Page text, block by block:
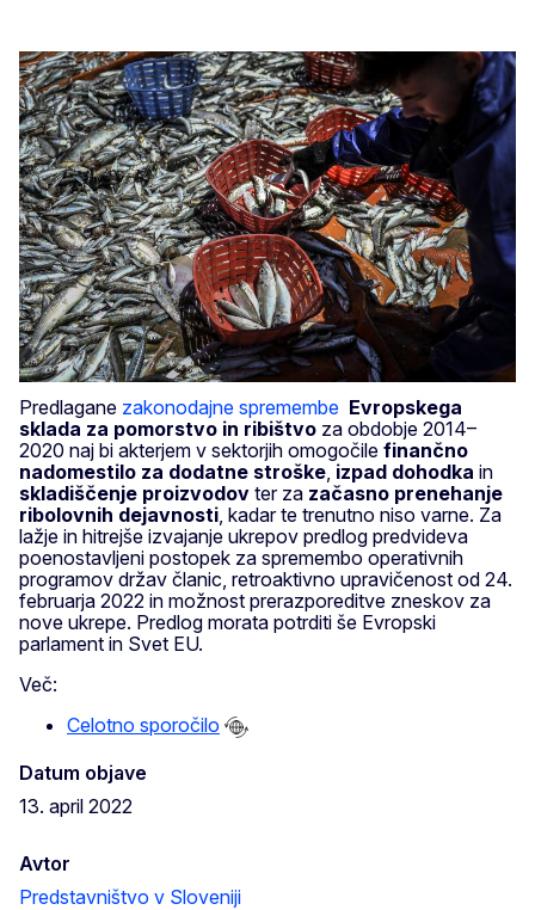
Predlagane zakonodajne spremembe Evropskega
sklada za pomorstvo in ribištvo za obdobje 2014–
2020 naj bi akterjem v sektorjih omogočile finančno
nadomestilo za dodatne stroške, izpad dohodka in
skladiščenje proizvodov ter za začasno prenehanje
ribolovnih dejavnosti, kadar te trenutno niso varne. Za
lažje in hitrejše izvajanje ukrepov predlog predvideva
poenostavljeni postopek za spremembo operativnih
programov držav članic, retroaktivno upravičenost od 24.
februarja 2022 in možnost prerazporeditve zneskov za
nove ukrepe. Predlog morata potrditi še Evropski
parlament in Svet EU.
Več:
Celotno sporočilo
Datum objave
13. april 2022
Avtor
Predstavništvo v Sloveniji